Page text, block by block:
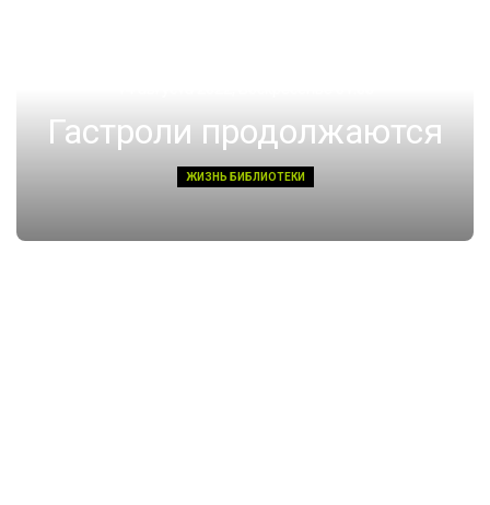
Гастроли продолжаются
ЖИЗНЬ БИБЛИОТЕКИ